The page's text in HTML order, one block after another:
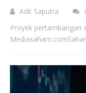
Adit Saputra
Proyek pertambangan